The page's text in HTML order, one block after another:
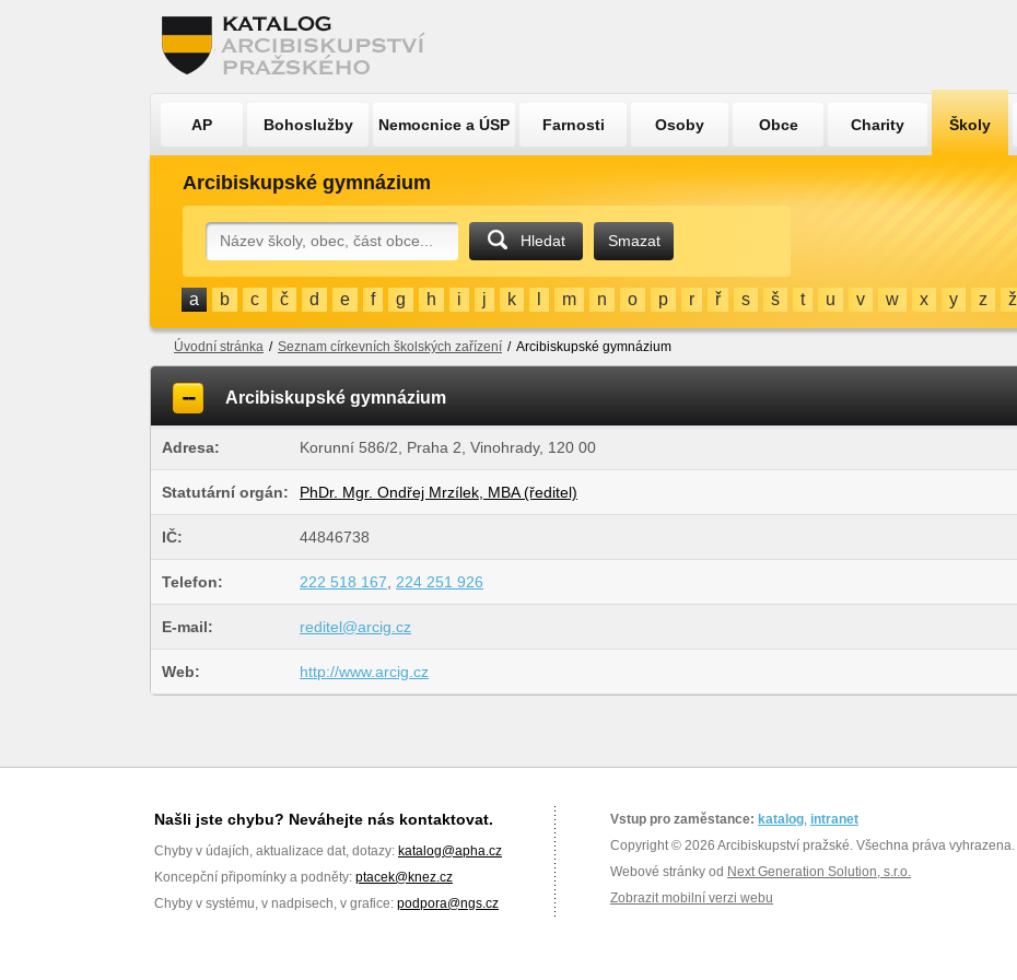
AP Bohoslužby Nemocnice a ÚSP Farnosti Osoby Obce Charity Školy
Arcibiskupské gymnázium
Hledat Smazat
a b c č d e f g h i j k m n o p r ř s š t u v w x y z ž
Úvodní stránka / Seznam církevních školských zařízení / Arcibiskupské gymnázium
Arcibiskupské gymnázium
Adresa: Korunní 586/2, Praha 2, Vinohrady, 120 00
Statutární orgán: PhDr. Mgr. Ondřej Mrzílek, MBA (ředitel)
IČ: 44846738
Telefon: 222 518 167 224 251 926
E-mail: reditel@arcig.cz
Web: http://www.arcig.cz
Našli jste chybu? Neváhejte nás kontaktovat.
Chyby v údajích, aktualizace dat, dotazy: katalog@apha.cz
Koncepční připomínky a podněty: ptacek@knez.cz
Chyby v systému, v nadpisech, v grafice: podpora@ngs.cz
Vstup pro zaměstance: katalog, intranet
Copyright © 2026 Arcibiskupství pražské. Všechna práva vyhrazena.
Webové stránky od Next Generation Solution, s.r.o.
Zobrazit mobilní verzi webu